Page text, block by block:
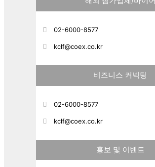
02-6000-8577
kclf@coex.co.kr
비즈니스 커넥팅
02-6000-8577
kclf@coex.co.kr
홍보 및 이벤트